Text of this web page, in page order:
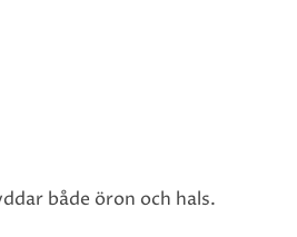
både öron och hals.